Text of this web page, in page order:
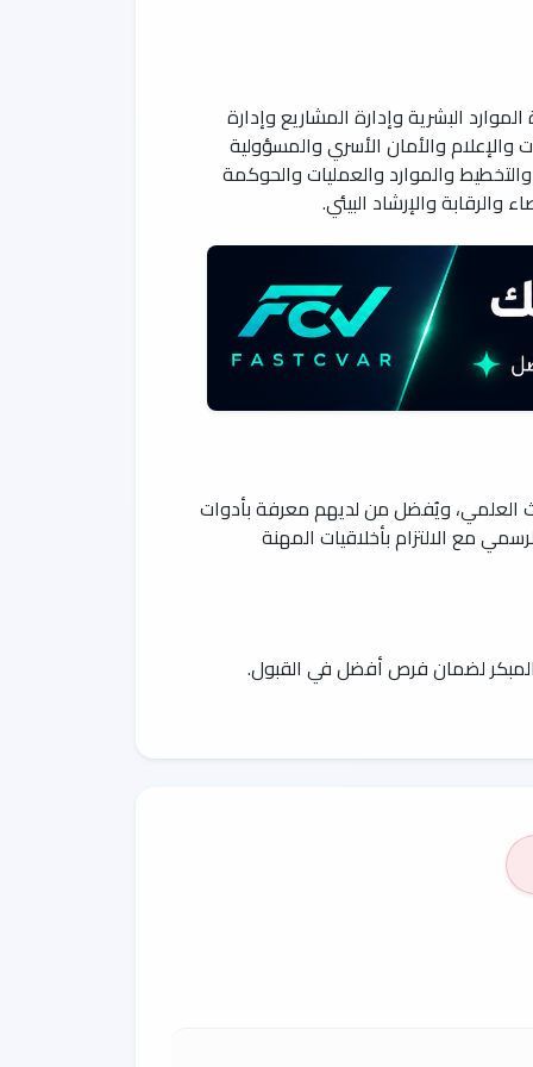
البشرية وإدارة المشاريع وإدارة
والإعلام والأمان الأسري والمسؤولية
والموارد والعمليات والحوكمة
والرقابة والإرشاد البيئي.
العلمي، ويُفضل من لديهم معرفة بأدوات
مع الالتزام بأخلاقيات المهنة